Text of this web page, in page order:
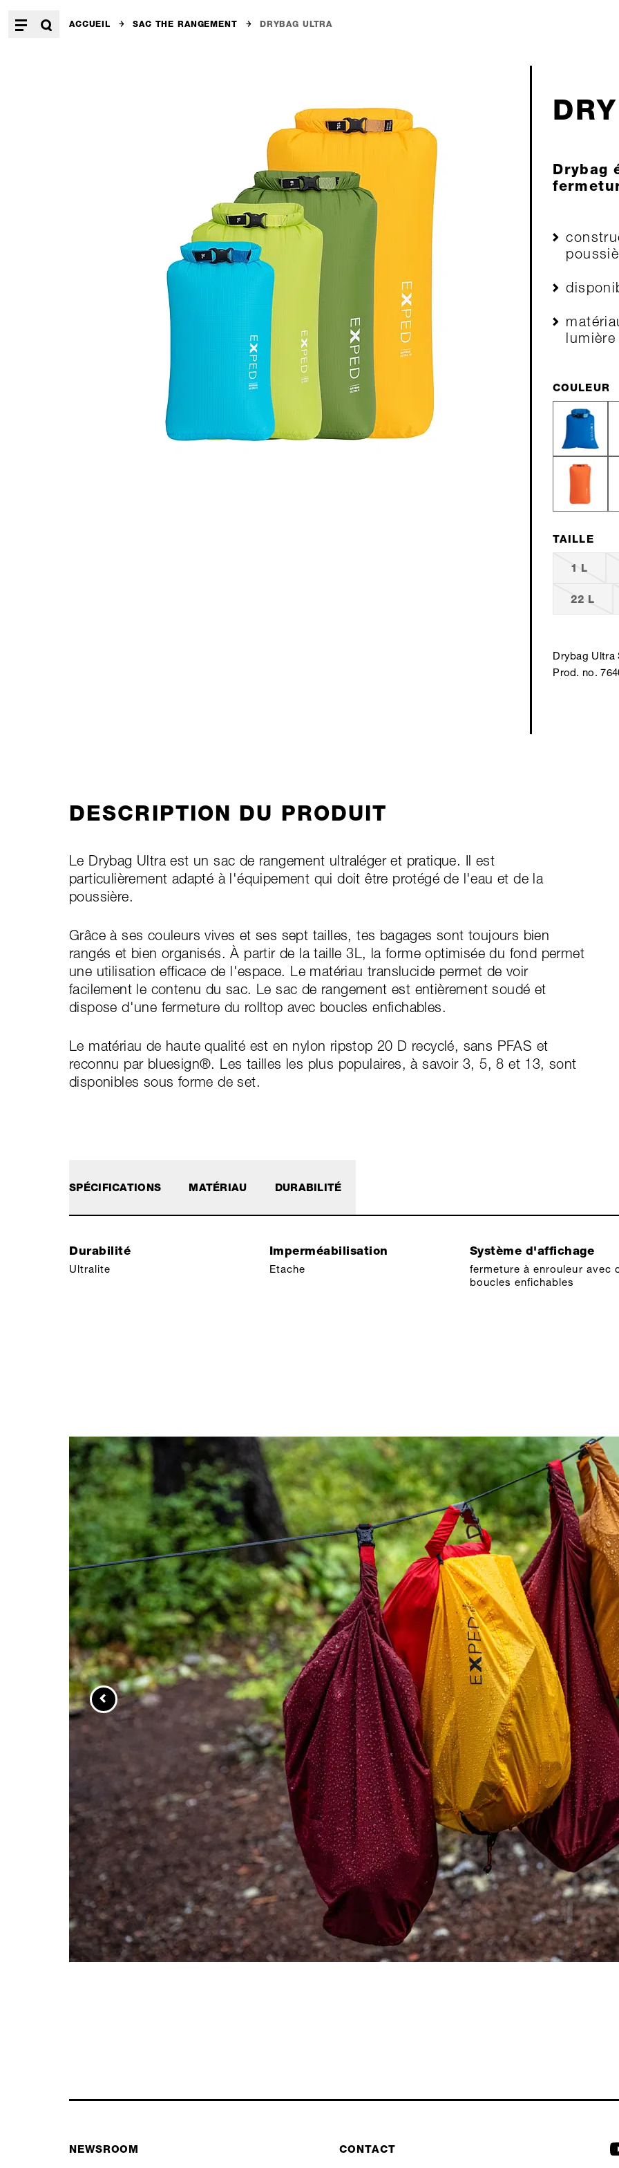
ACCUEIL SAC THE RANGEMENT DRYBAG ULTRA
Drybag
lumière
COULEUR
TAILLE
1 L
22 L
Drybag Ultra
Prod. no.
DESCRIPTION DU PRODUIT
Le Drybag Ultra est un sac de rangement ultraléger et pratique. Il est
particulièrement adapté à l'équipement qui doit être protégé de l'eau et de la
poussière.
Grâce à ses couleurs vives et ses sept tailles, tes bagages sont toujours bien
rangés et bien organisés. À partir de la taille 3L, la forme optimisée du fond permet
une utilisation efficace de l'espace. Le matériau translucide permet de voir
facilement le contenu du sac. Le sac de rangement est entièrement soudé et
dispose d'une fermeture du rolltop avec boucles enfichables.
Le matériau de haute qualité est en nylon ripstop 20 D recyclé, sans PFAS et
reconnu par bluesign®. Les tailles les plus populaires, à savoir 3, 5, 8 et 13, sont
disponibles sous forme de set.
SPÉCIFICATIONS
Durabilité
Ultralite
Imperméabilisation
Etache
Système d'affichage
fermeture à enrouleur avec
boucles enfichables
MATÉRIAU DURABILITÉ
NEWSROOM CONTACT